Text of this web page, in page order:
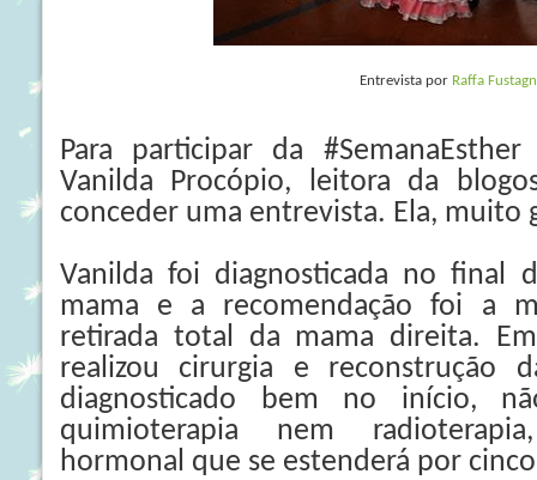
Entrevista por Raffa
Para participar da
Vanilda Procópio, leitora da
conceder uma entrevista. Ela,
Vanilda foi diagnosticada no final
mama e a recomendação foi a
retirada total da mama direita.
realizou cirurgia e reconstrução
diagnosticado bem no início,
quimioterapia nem
hormonal que se estenderá por